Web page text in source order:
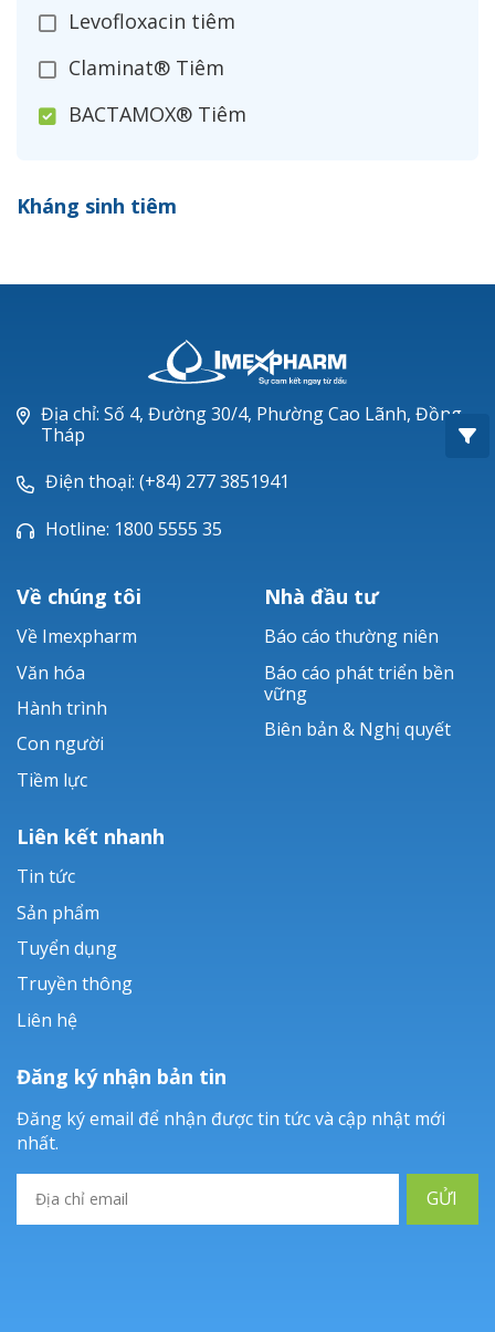
Levofloxacin tiêm
Claminat® Tiêm
BACTAMOX® Tiêm
Ceftizoxim®
Piperacillin
Ticarlinat®
Zobacta®
Bacsulfo®
Kháng sinh tiêm
Địa chỉ: Số 4, Đường 30/4, Phường Cao Lãnh, Đồng
Tháp
Điện thoại: (+84) 277 3851941
Hotline: 1800 5555 35
Về chúng tôi
Về Imexpharm
Văn hóa
Hành trình
Con người
Tiềm lực
Nhà đầu tư
Báo cáo thường niên
Báo cáo phát triển bền
vững
Biên bản & Nghị quyết
Liên kết nhanh
Tin tức
Sản phẩm
Tuyển dụng
Truyền thông
Liên hệ
Đăng ký nhận bản tin
Đăng ký email để nhận được tin tức và cập nhật mới
nhất.
GỬI